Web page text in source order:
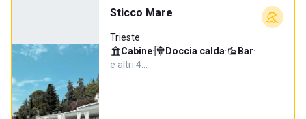
Sticco Mare
Trieste
Cabine· Doccia calda· Bar·
e altri 4…